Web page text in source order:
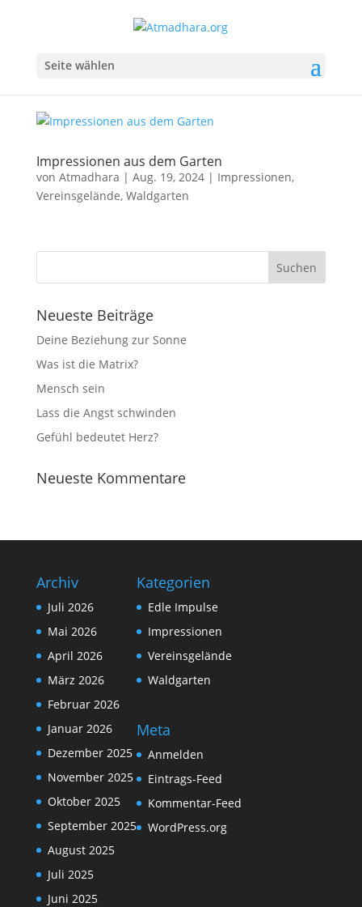
Seite wählen
Impressionen aus dem Garten
von Atmadhara | Aug. 19, 2024| Impressionen,
Vereinsgelände, Waldgarten
Neueste Beiträge
Deine Beziehung zur Sonne
Was ist die Matrix?
Mensch sein
Lass die Angst schwinden
Gefühl bedeutet Herz?
Neueste Kommentare
Archiv
Juli 2026
Mai 2026
April 2026
März 2026
Februar 2026
Januar 2026
Dezember 2025
November 2025
Oktober 2025
September 2025
August 2025
Juli 2025
Juni 2025
Kategorien
Edle Impulse
Impressionen
Vereinsgelände
Waldgarten
Meta
Anmelden
Eintrags-Feed
Kommentar-Feed
WordPress.org